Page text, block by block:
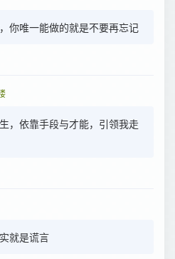
你唯一能做的就是不要再忘记
，依靠手段与才能，引领我走
就是谎言